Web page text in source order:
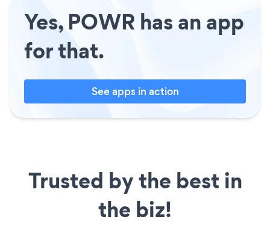
Yes, POWR has an app
for that.
See apps in action
Trusted by the best in
the biz!